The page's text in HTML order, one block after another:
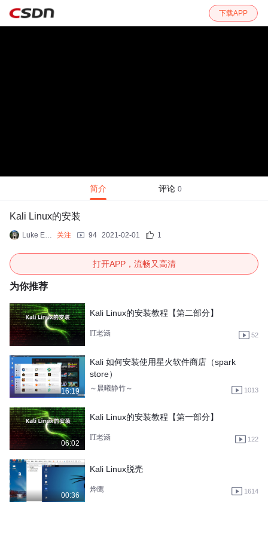
下载APP
简介 评论 0
Kali Linux的安装
Luke Ewin 关注 94 2021-02-01 1
打开APP，流畅又高清
为你推荐
Kali Linux的安装教程【第二部分】
IT老涵 52
16:19
Kali 如何安装使用星火软件商店（spark
store）
～晨曦静竹～ 1013
06:02
Kali Linux的安装教程【第一部分】
IT老涵 122
00:36
Kali Linux脱壳
烨鹰 1614